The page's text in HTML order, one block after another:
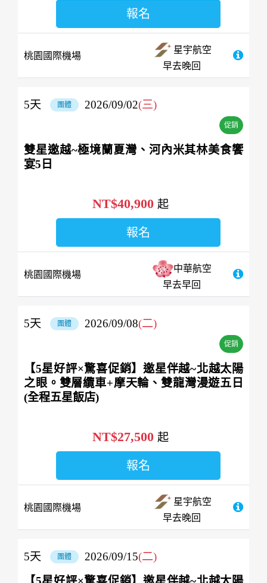
桃園國際機場
星宇航空
早去晚回
報名
促銷
團體 2026/09/02(三)
5天
雙星邀越~極境蘭夏灣、河內米其林美食饗
宴5日
桃園國際機場
中華航空
早去早回
NT$40,900 起
報名
促銷
團體 2026/09/08(二)
5天
【5星好評×驚喜促銷】邀星伴越~北越太陽
之眼。雙層纜車+摩天輪、雙龍灣漫遊五日
(全程五星飯店)
桃園國際機場
星宇航空
早去晚回
NT$27,500 起
報名
團體 2026/09/15(二)
5天